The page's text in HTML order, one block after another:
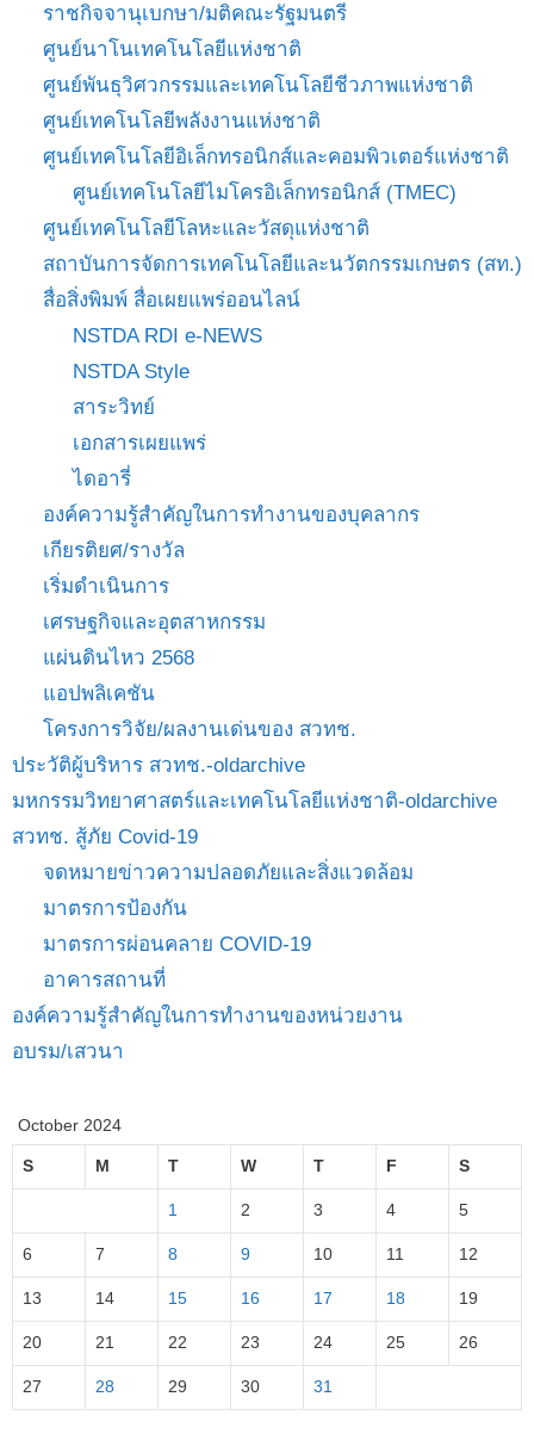
ราชกิจจานุเบกษา/มติคณะรัฐมนตรี
ศูนย์นาโนเทคโนโลยีแห่งชาติ
ศูนย์พันธุวิศวกรรมและเทคโนโลยีชีวภาพแห่งชาติ
ศูนย์เทคโนโลยีพลังงานแห่งชาติ
ศูนย์เทคโนโลยีอิเล็กทรอนิกส์และคอมพิวเตอร์แห่งชาติ
ศูนย์เทคโนโลยีไมโครอิเล็กทรอนิกส์ (TMEC)
ศูนย์เทคโนโลยีโลหะและวัสดุแห่งชาติ
สถาบันการจัดการเทคโนโลยีและนวัตกรรมเกษตร (สท.)
สื่อสิ่งพิมพ์ สื่อเผยแพร่ออนไลน์
NSTDA RDI e-NEWS
NSTDA Style
สาระวิทย์
เอกสารเผยแพร่
ไดอารี่
องค์ความรู้สำคัญในการทำงานของบุคลากร
เกียรติยศ/รางวัล
เริ่มดำเนินการ
เศรษฐกิจและอุตสาหกรรม
แผ่นดินไหว 2568
แอปพลิเคชัน
โครงการวิจัย/ผลงานเด่นของ สวทช.
ประวัติผู้บริหาร สวทช.-oldarchive
มหกรรมวิทยาศาสตร์และเทคโนโลยีแห่งชาติ-oldarchive
สวทช. สู้ภัย Covid-19
จดหมายข่าวความปลอดภัยและสิ่งแวดล้อม
มาตรการป้องกัน
มาตรการผ่อนคลาย COVID-19
อาคารสถานที่
องค์ความรู้สำคัญในการทำงานของหน่วยงาน
อบรม/เสวนา
October 2024
S M T W T F S
1 2 3 4 5
6 7 8 9 10 11 12
13 14 15 16 17 18 19
20 21 22 23 24 25 26
27 28 29 30 31